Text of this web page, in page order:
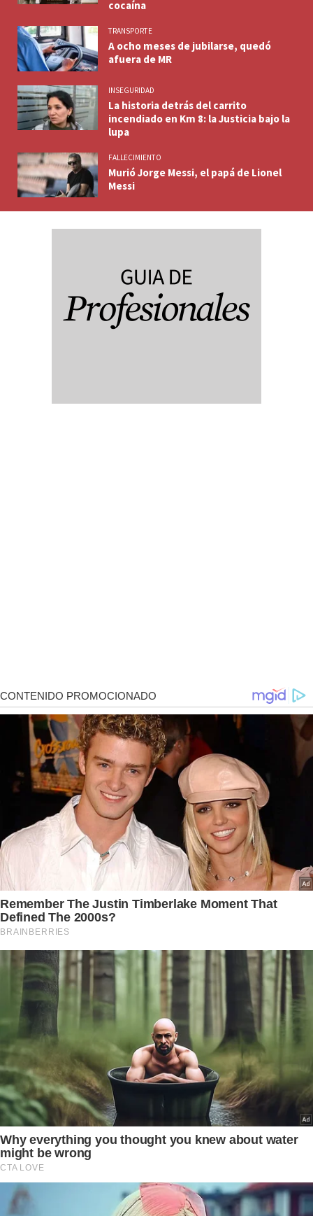
cocaína
TRANSPORTE
A ocho meses de jubilarse, quedó
afuera de MR
INSEGURIDAD
La historia detrás del carrito
incendiado en Km 8: la Justicia bajo la
lupa
FALLECIMIENTO
Murió Jorge Messi, el papá de Lionel
Messi